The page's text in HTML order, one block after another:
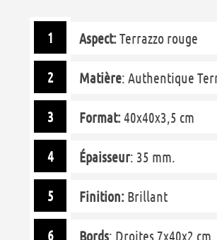
Aspect:Terrazzo rouge
Matière: Authentique
Format:40x40x3,5 cm
Épaisseur: 35 mm.
Finition: Brillant
Bords: Droites 7x40x2 cm